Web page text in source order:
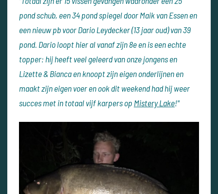
pond schub, een 34 pond spiegel door Maik van Essenen
een nieuw pb voor Dario Leydecker (13 jaar oud) van 39
pond. Dario loopt hier al vanaf zijn 8e en is een echte
topper: hij heeft veel geleerd van onze jongens en
Lizette & Bianca en knoopt zijn eigen onderlijnen en
maakt zijn eigen voer en ook dit weekend had hij weer
succes met in totaal vijf karpers op Mistery Lake!"